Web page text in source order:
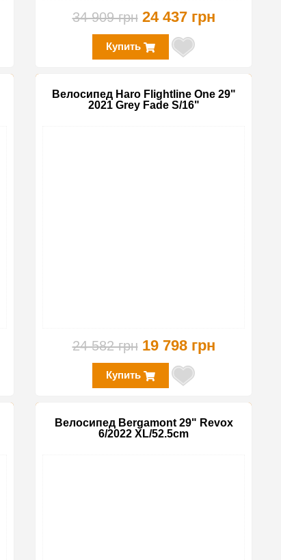
34 909 грн 24 437 грн
Купить
Велосипед Haro Flightline One 29"
2021 Grey Fade S/16"
24 582 грн 19 798 грн
Купить
Велосипед Bergamont 29" Revox
6/2022 XL/52.5cm